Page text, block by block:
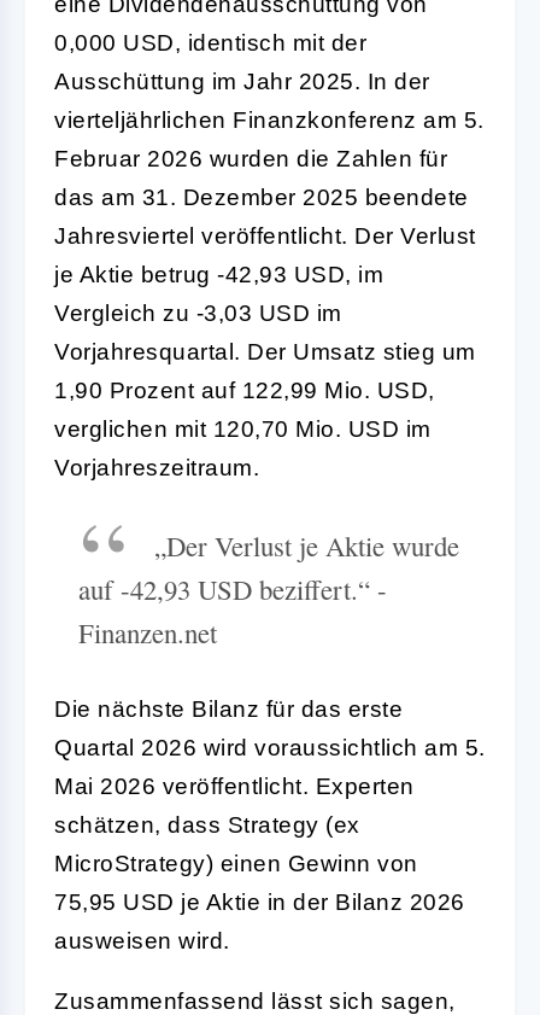
0,000 USD, identisch mit der
Ausschüttung im Jahr 2025. In der
vierteljährlichen Finanzkonferenz am 5.
Februar 2026 wurden die Zahlen für
das am 31. Dezember 2025 beendete
Jahresviertel veröffentlicht. Der Verlust
je Aktie betrug -42,93 USD, im
Vergleich zu -3,03 USD im
Vorjahresquartal. Der Umsatz stieg um
1,90 Prozent auf 122,99 Mio. USD,
verglichen mit 120,70 Mio. USD im
Vorjahreszeitraum.
„Der Verlust je Aktie wurde
auf -42,93 USD beziffert.“ -
Finanzen.net
Die nächste Bilanz für das erste
Quartal 2026 wird voraussichtlich am 5.
Mai 2026 veröffentlicht. Experten
schätzen, dass Strategy (ex
MicroStrategy) einen Gewinn von
75,95 USD je Aktie in der Bilanz 2026
ausweisen wird.
Zusammenfassend lässt sich sagen,